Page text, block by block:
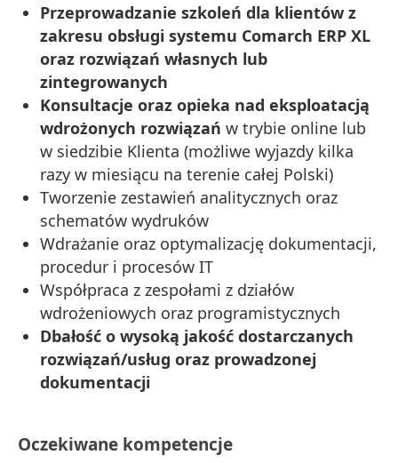
Przeprowadzanie szkoleń dla klientów z
zakresu obsługi systemu Comarch ERP XL
oraz rozwiązań własnych lub
zintegrowanych
Konsultacje oraz opieka nad eksploatacją
wdrożonych rozwiązań w trybie online lub
w siedzibie Klienta (możliwe wyjazdy kilka
razy w miesiącu na terenie całej Polski)
Tworzenie zestawień analitycznych oraz
schematów wydruków
Wdrażanie oraz optymalizację dokumentacji,
procedur i procesów IT
Współpraca z zespołami z działów
wdrożeniowych oraz programistycznych
Dbałość o wysoką jakość dostarczanych
rozwiązań/usług oraz prowadzonej
dokumentacji
Oczekiwane kompetencje